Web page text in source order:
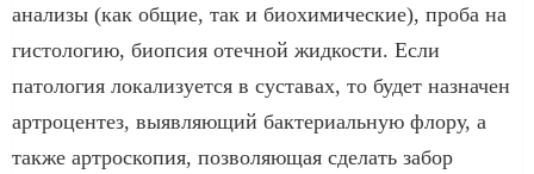
анализы (как общие, так и биохимические), проба на
гистологию, биопсия отечной жидкости. Если
патология локализуется в суставах, то будет назначен
артроцентез, выявляющий бактериальную флору, а
также артроскопия, позволяющая сделать забор